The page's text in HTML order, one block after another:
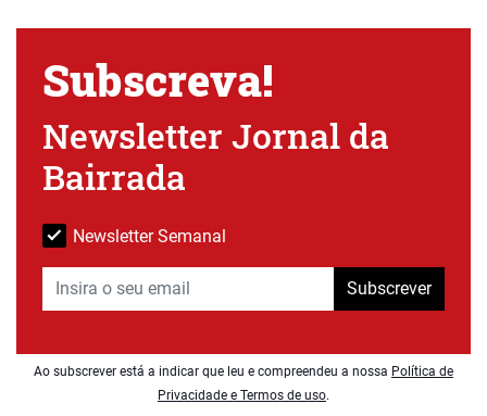
Subscreva!
Newsletter Jornal da
Bairrada
Newsletter Semanal
Subscrever
Ao subscrever está a indicar que leu e compreendeu a nossa Política de
Privacidade e Termos de uso.